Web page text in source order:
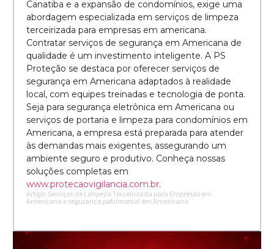
Canatiba e a expansão de condomínios, exige uma
abordagem especializada em serviços de limpeza
terceirizada para empresas em americana.
Contratar serviços de segurança em Americana de
qualidade é um investimento inteligente. A PS
Proteção se destaca por oferecer serviços de
segurança em Americana adaptados à realidade
local, com equipes treinadas e tecnologia de ponta.
Seja para segurança eletrônica em Americana ou
serviços de portaria e limpeza para condomínios em
Americana, a empresa está preparada para atender
às demandas mais exigentes, assegurando um
ambiente seguro e produtivo. Conheça nossas
soluções completas em
www.protecaovigilancia.com.br.
Artigo: Serviços de Limpeza Terceirizada para Empresas em
Americana e segurança patrimonial em Americana